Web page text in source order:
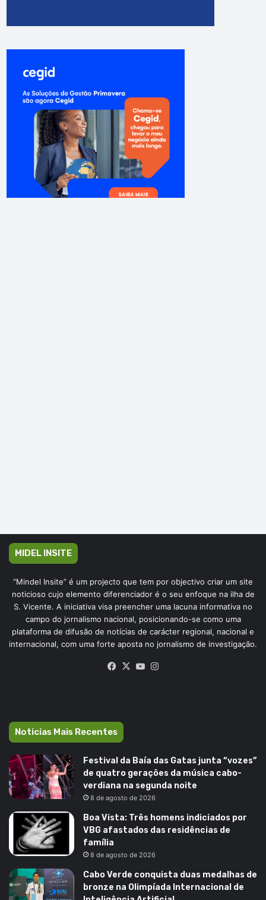
MIDEL INSITE
“Mindel Insite” é um projecto que tem por objectivo criar um site
noticioso cujo elemento diferenciador é o seu enfoque na ilha de
S. Vicente. A iniciativa visa preencher uma lacuna informativa no
campo do jornalismo nacional, posicionando-se como uma
plataforma de difusão de notícias de carácter regional, nacional e
internacional, com uma forte aposta no jornalismo de investigação.
Facebook
X YouTube
Noticias Mais Recentes
Festival da Baía das Gatas junta “vozes”
de quatro gerações da música cabo-
verdiana na segunda noite
8 de agosto de 2026
Boa Vista: Três homens indiciados por
VBG afastados das residências de
família
8 de agosto de 2026
Cabo Verde conquista duas medalhas de
bronze na Olimpíada Internacional de